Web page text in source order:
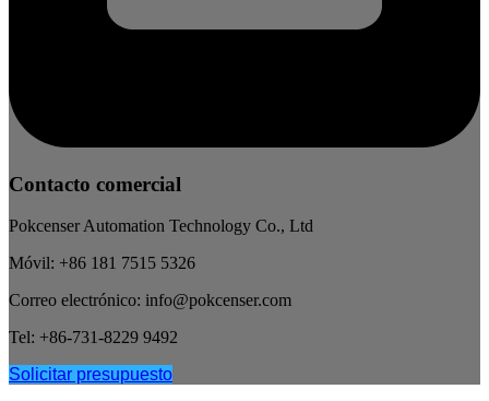
Contacto comercial
Pokcenser Automation Technology Co., Ltd
Móvil: +86 181 7515 5326
Correo electrónico: info@pokcenser.com
Tel: +86-731-8229 9492
Solicitar presupuesto